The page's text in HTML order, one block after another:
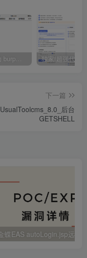
mingdon 明动 burp插件0.2.6版本 本地时间校验去除版
下一篇
UsualToolcms_8.0_后台
GETSHELL